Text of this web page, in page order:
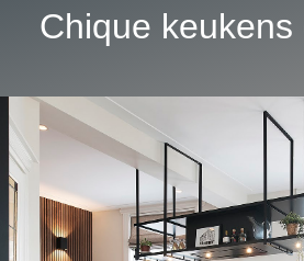
Chique keukens